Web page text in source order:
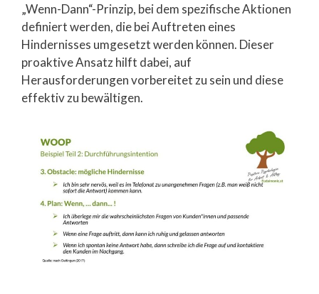
„Wenn-Dann“-Prinzip, bei dem spezifische Aktionen
definiert werden, die bei Auftreten eines
Hindernisses umgesetzt werden können. Dieser
proaktive Ansatz hilft dabei, auf
Herausforderungen vorbereitet zu sein und diese
effektiv zu bewältigen.